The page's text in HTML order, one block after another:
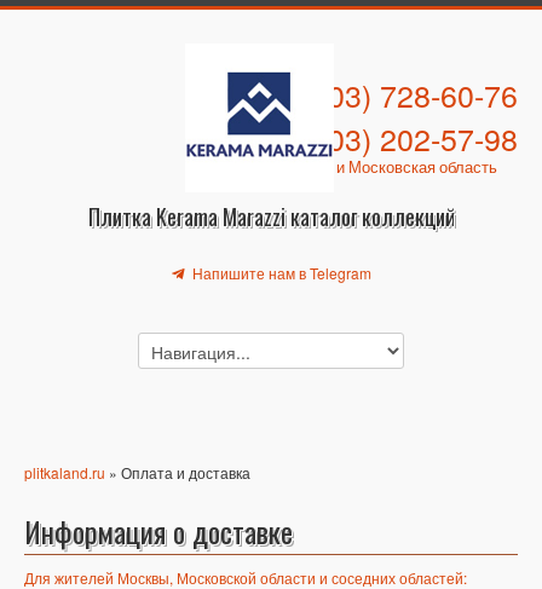
Плитка Kerama Marazzi каталог коллекций
+7 (903) 728-60-76
+7 (903) 202-57-98
Москва и Московская область
Напишите нам в Telegram
plitkaland.ru » Оплата и доставка
Информация о доставке
Для жителей Москвы, Московской области и соседних областей: